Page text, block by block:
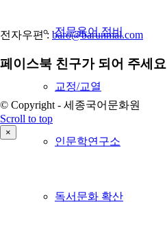
전문용어 정비
교정/교열
인문학연구소
독서문화 확산
전자우편 : baro@barunmal.com
페이스북 친구가 되어 주세요
© Copyright - 세종국어문화원
Scroll to top
×